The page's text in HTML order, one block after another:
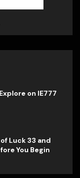
on IE777
Luck 33 and
You Begin